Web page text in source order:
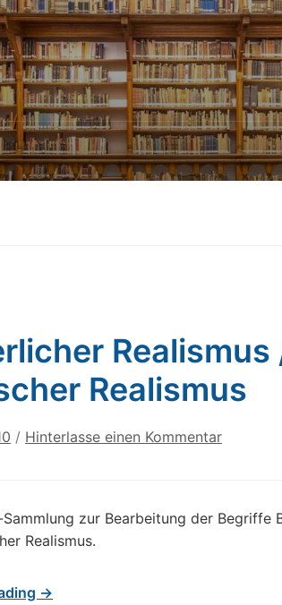
Realismus
Realismus
/ Hinterlasse einen Kommentar
zur Bearbeitung der Begriffe
Realismus.
→